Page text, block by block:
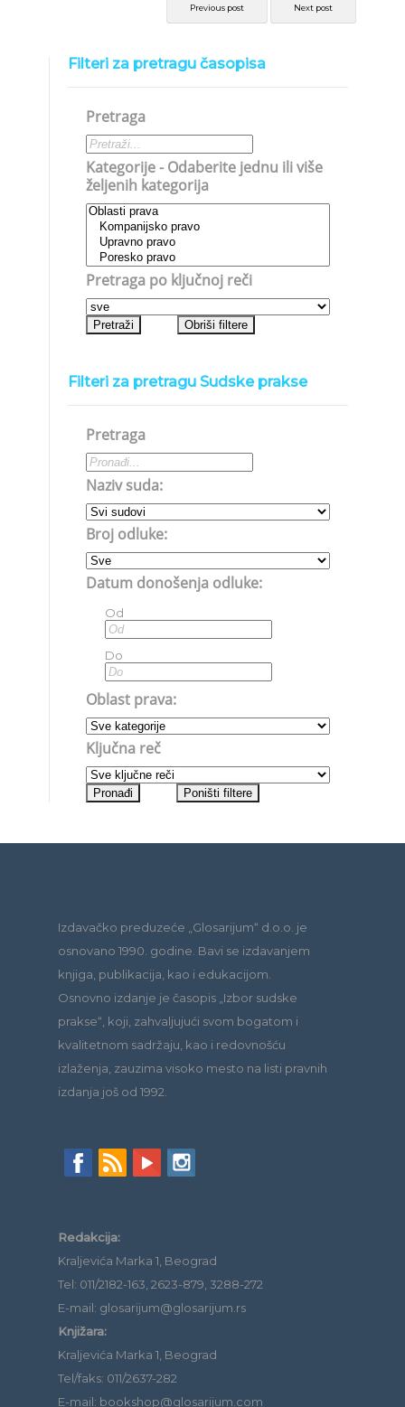
Previous post Next post
Filteri za pretragu časopisa
Pretraga
Kategorije - Odaberite jednu ili više
željenih kategorija
Pretraga po ključnoj reči
Filteri za pretragu Sudske prakse
Pretraga
Naziv suda:
Broj odluke:
Datum donošenja odluke:
Od
Do
Oblast prava:
Ključna reč
Izdavačko preduzeće „Glosarijum“ d.o.o. je
osnovano 1990. godine. Bavi se izdavanjem
knjiga, publikacija, kao i edukacijom.
Osnovno izdanje je časopis „Izbor sudske
prakse“, koji, zahvaljujući svom bogatom i
kvalitetnom sadržaju, kao i redovnošću
izlaženja, zauzima visoko mesto na listi pravnih
izdanja još od 1992.
Redakcija:
Kraljevića Marka 1, Beograd
Tel: 011/2182-163, 2623-879, 3288-272
E-mail: glosarijum@glosarijum.rs
Knjižara:
Kraljevića Marka 1, Beograd
Tel/faks: 011/2637-282
E-mail: bookshop@glosarijum.com